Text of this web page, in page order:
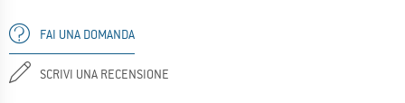
FAI UNA DOMANDA
SCRIVI UNA RECENSIONE